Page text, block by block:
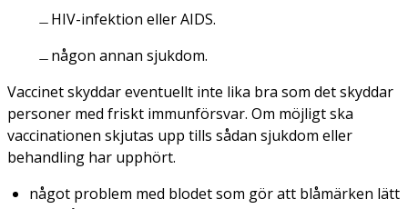
HIV-infektion eller AIDS.
någon annan sjukdom.
Vaccinet skyddar eventuellt inte lika bra som det skyddar
personer med friskt immunförsvar. Om möjligt ska
vaccinationen skjutas upp tills sådan sjukdom eller
behandling har upphört.
något problem med blodet som gör att blåmärken lätt